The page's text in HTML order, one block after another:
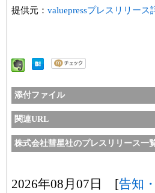
提供元： valuepressプレスリリース
添付ファイル
関連URL
株式会社彗星社のプレスリリース一
2026年08月07日 [告知